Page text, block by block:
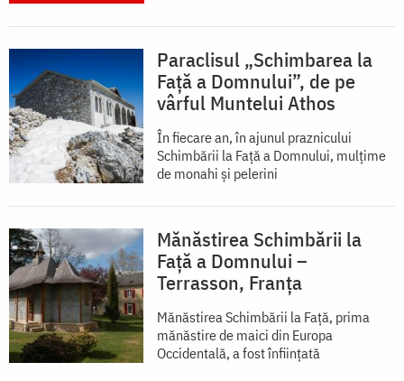
Paraclisul „Schimbarea la
Față a Domnului”, de pe
vârful Muntelui Athos
În fiecare an, în ajunul praznicului
Schimbării la Faţă a Domnului, mulţime
de monahi şi pelerini
Mănăstirea Schimbării la
Față a Domnului –
Terrasson, Franţa
Mănăstirea Schimbării la Față, prima
mănăstire de maici din Europa
Occidentală, a fost înființată